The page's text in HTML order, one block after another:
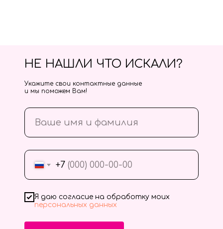
+7
Я даю согласие на обработку моих
персональных данных
НЕ НАШЛИ ЧТО ИСКАЛИ?
Укажите свои контактные данные
и мы поможем Вам!